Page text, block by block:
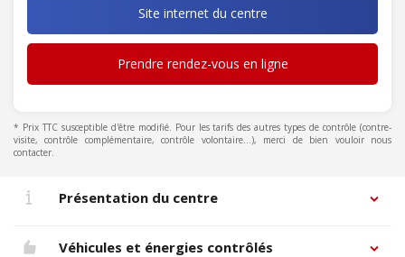
Site internet du centre
Prendre rendez-vous en ligne
* Prix TTC susceptible d'être modifié. Pour les tarifs des autres types de contrôle (contre-
visite, contrôle complémentaire, contrôle volontaire...), merci de bien vouloir nous
contacter.
Présentation du centre
Véhicules et énergies contrôlés